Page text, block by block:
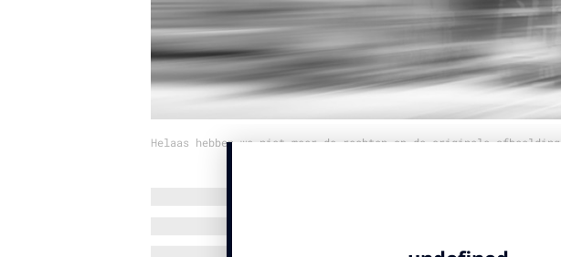
Helaas hebben we niet meer de rechten op de originele afbeelding